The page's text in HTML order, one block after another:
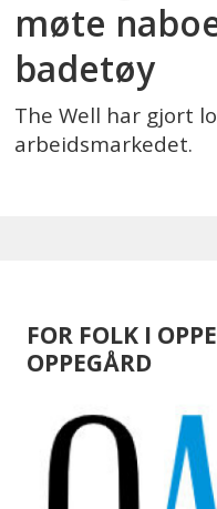
møte
badetøy
The Well har gjort
arbeidsmarkedet.
FOR FOLK I
OPPEGÅRD